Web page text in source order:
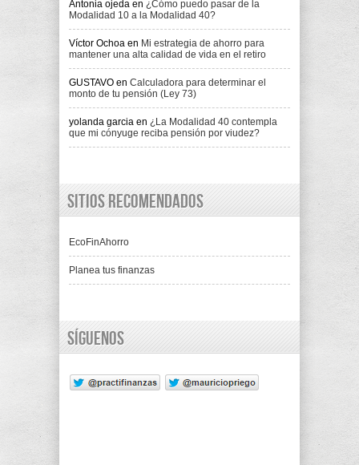
Antonia ojeda en ¿Cómo puedo pasar de la
Modalidad 10 a la Modalidad 40?
Víctor Ochoa en Mi estrategia de ahorro para
mantener una alta calidad de vida en el retiro
GUSTAVO en Calculadora para determinar el
monto de tu pensión (Ley 73)
yolanda garcia en ¿La Modalidad 40 contempla
que mi cónyuge reciba pensión por viudez?
Sitios recomendados
EcoFinAhorro
Planea tus finanzas
Síguenos